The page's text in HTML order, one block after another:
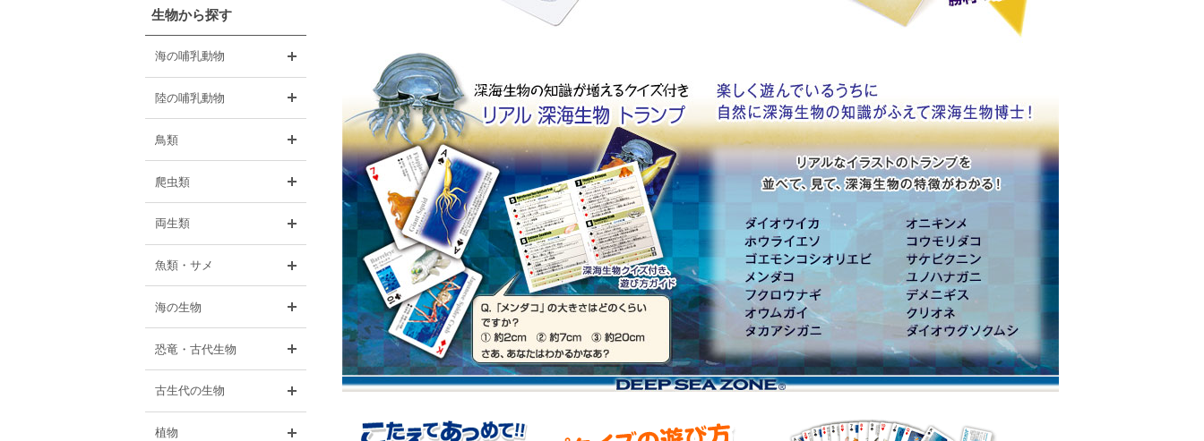
生物から探す
海の哺乳動物
陸の哺乳動物
鳥類
爬虫類
両生類
魚類・サメ
海の生物
恐竜・古代生物
古生代の生物
植物